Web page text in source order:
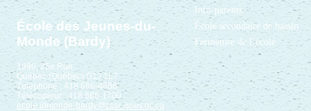
École des Jeunes-du-
Monde (Bardy)
1990, 25e Rue
Québec (Québec) G1J 1L7
Téléphone : 418 686-4688
Télécopieur : 418 666-1700
ecole.jdmonde-bardy@cssc.gouv.qc.ca
Info-parents
École secondaire de bassin
Fermeture de l’école